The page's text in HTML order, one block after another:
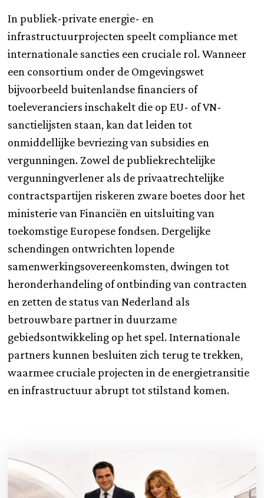
In publiek-private energie- en
infrastructuurprojecten speelt compliance met
internationale sancties een cruciale rol. Wanneer
een consortium onder de Omgevingswet
bijvoorbeeld buitenlandse financiers of
toeleveranciers inschakelt die op EU- of VN-
sanctielijsten staan, kan dat leiden tot
onmiddellijke bevriezing van subsidies en
vergunningen. Zowel de publiekrechtelijke
vergunningverlener als de privaatrechtelijke
contractspartijen riskeren zware boetes door het
ministerie van Financiën en uitsluiting van
toekomstige Europese fondsen. Dergelijke
schendingen ontwrichten lopende
samenwerkingsovereenkomsten, dwingen tot
heronderhandeling of ontbinding van contracten
en zetten de status van Nederland als
betrouwbare partner in duurzame
gebiedsontwikkeling op het spel. Internationale
partners kunnen besluiten zich terug te trekken,
waarmee cruciale projecten in de energietransitie
en infrastructuur abrupt tot stilstand komen.